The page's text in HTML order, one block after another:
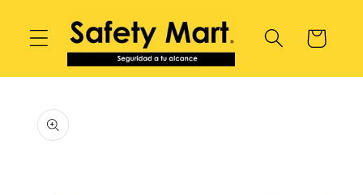
directamente
al contenido
Carrito
Ir
información